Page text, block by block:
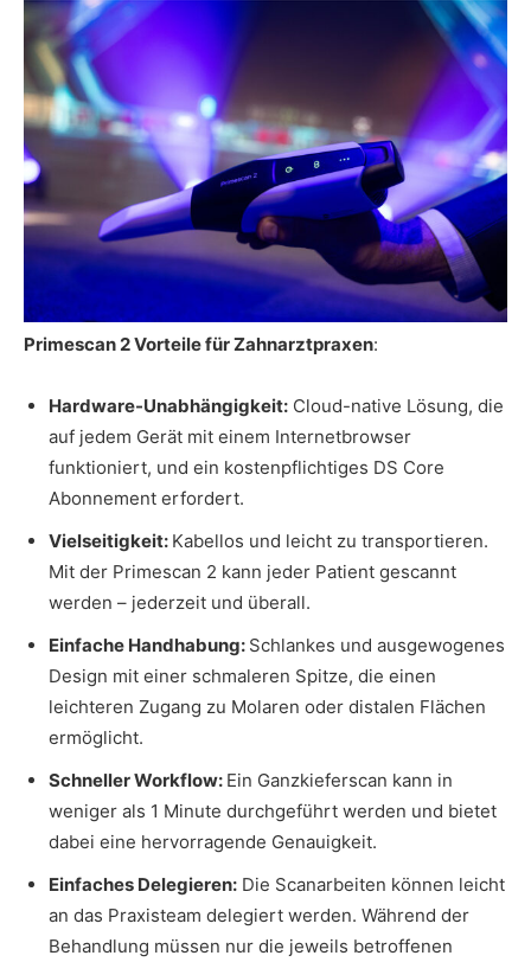
Primescan 2 Vorteile für Zahnarztpraxen:
Hardware-Unabhängigkeit: Cloud-native Lösung, die
auf jedem Gerät mit einem Internetbrowser
funktioniert, und ein kostenpflichtiges DS Core
Abonnement erfordert.
Vielseitigkeit: Kabellos und leicht zu transportieren.
Mit der Primescan 2 kann jeder Patient gescannt
werden – jederzeit und überall.
Einfache Handhabung: Schlankes und ausgewogenes
Design mit einer schmaleren Spitze, die einen
leichteren Zugang zu Molaren oder distalen Flächen
ermöglicht.
Schneller Workflow: Ein Ganzkieferscan kann in
weniger als 1 Minute durchgeführt werden und bietet
dabei eine hervorragende Genauigkeit.
Einfaches Delegieren: Die Scanarbeiten können leicht
an das Praxisteam delegiert werden. Während der
Behandlung müssen nur die jeweils betroffenen